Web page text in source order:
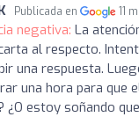
Publicada en 11
negativa: La
al respecto.
una respuesta.
una hora para que
¿O estoy soñando